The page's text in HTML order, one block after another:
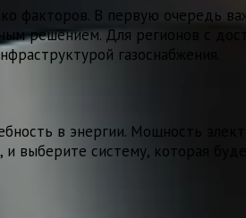
факторов. В первую очередь
решением. Для регионов с
газоснабжения.
в энергии. Мощность
выберите систему, которая